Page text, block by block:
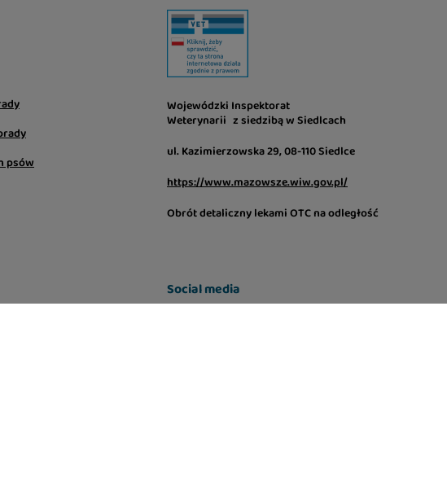
psów
Wojewódzki Inspektorat
Weterynarii z siedzibą w Siedlcach
ul. Kazimierzowska 29, 08-110 Siedlce
https://www.mazowsze.wiw.gov.pl/
Obrót detaliczny lekami OTC na odległość
Social media